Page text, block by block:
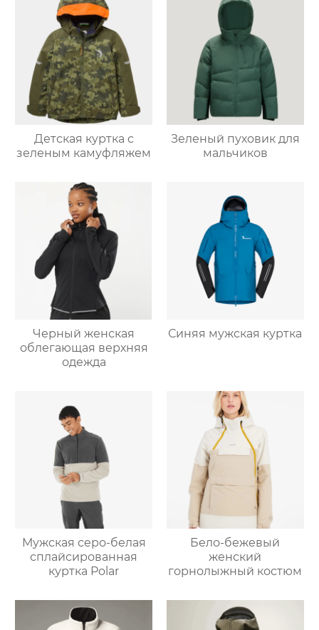
Детская куртка с
зеленым камуфляжем
Зеленый пуховик для
мальчиков
Черный женская
облегающая верхняя
одежда
Синяя мужская куртка
Мужская серо-белая
сплайсированная
куртка Polar
Бело-бежевый
женский
горнолыжный костюм